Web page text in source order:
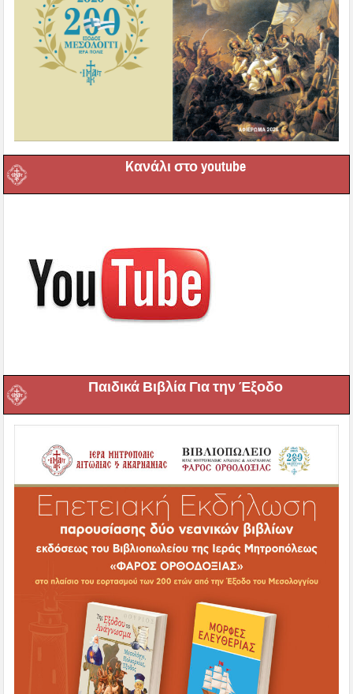
Kανάλι στο youtube
Παιδικά Βιβλία Για την Έξοδο